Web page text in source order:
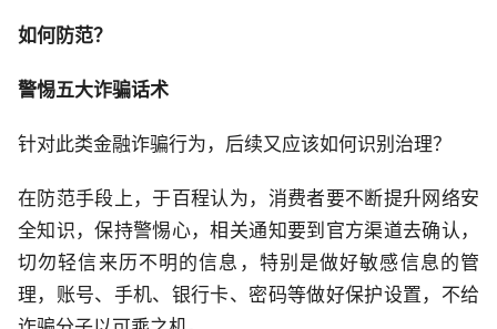
如何防范？
警惕五大诈骗话术
针对此类金融诈骗行为，后续又应该如何识别治理？
在防范手段上，于百程认为，消费者要不断提升网络安
全知识，保持警惕心，相关通知要到官方渠道去确认，
切勿轻信来历不明的信息，特别是做好敏感信息的管
理，账号、手机、银行卡、密码等做好保护设置，不给